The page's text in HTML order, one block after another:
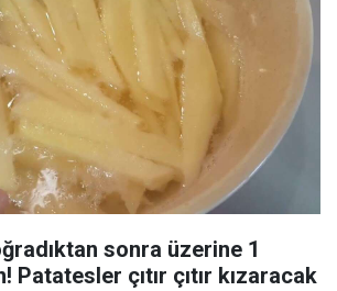
sonra üzerine 1
Patatesler çıtır çıtır kızaracak